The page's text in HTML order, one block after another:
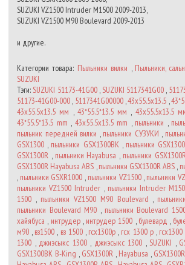
SUZUKI VZ1500 Intruder M1500 2009-2013,
SUZUKI VZ1500 M90 Boulevard 2009-2013
и другие.
Категории товара: Пыльники вилки , Пыльники,
SUZUKI
Тэги: SUZUKI 51173-41G00, SUZUKI 5117341G00 ,
51173-41G00-000 , 5117341G00000,43x55.5x13.5 ,
43x55.5x13.5 мм , 43*55.5*13.5 мм , 43х55.5х13.5
43*55.5*13.5 mm , 43х55.5х13.5 mm , пыльники ,
пыльник передней вилки , пыльники СУЗУКИ ,
GSX1300 , пыльники GSX1300BK, пыльники
GSX1300R , пыльники Hayabusa , пыльники
GSX1300R Hayabusa ABS ,пыльники GSX1300R ABS ,
, пыльники GSXR1000 , пыльники VZ1500, пыльники
пыльники VZ1500 Intruder , пыльники Intruder
1500 , пыльники VZ1500 M90 Boulevard ,
пыльники Boulevard M90 , пыльники Boulevard
хайябуса , интрудер, интрудер 1500 , булевард ,
м90 , вз1500 , вз 1500, гсх1300р , гсх 1300 р, гсх1300
1300 , джиэсыкс 1300, джиэсыкс 1300 , SUZUKI ,
GSX1300BK B-King , GSX1300R , Hayabusa ,